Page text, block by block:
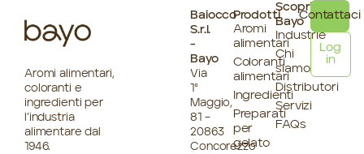
Aromi alimentari,
coloranti e
ingredienti per
l’industria
alimentare dal
1946.
Baiocco
S.r.l.
-
Bayo
Via
1°
Maggio,
81 –
20863
Concorezzo
Prodotti
Aromi
alimentari
Coloranti
alimentari
Ingredienti
Preparati
per
gelato
Scopri
Bayo
Industrie
Chi
siamo
Distributori
Servizi
FAQs
Contattaci
Log
in